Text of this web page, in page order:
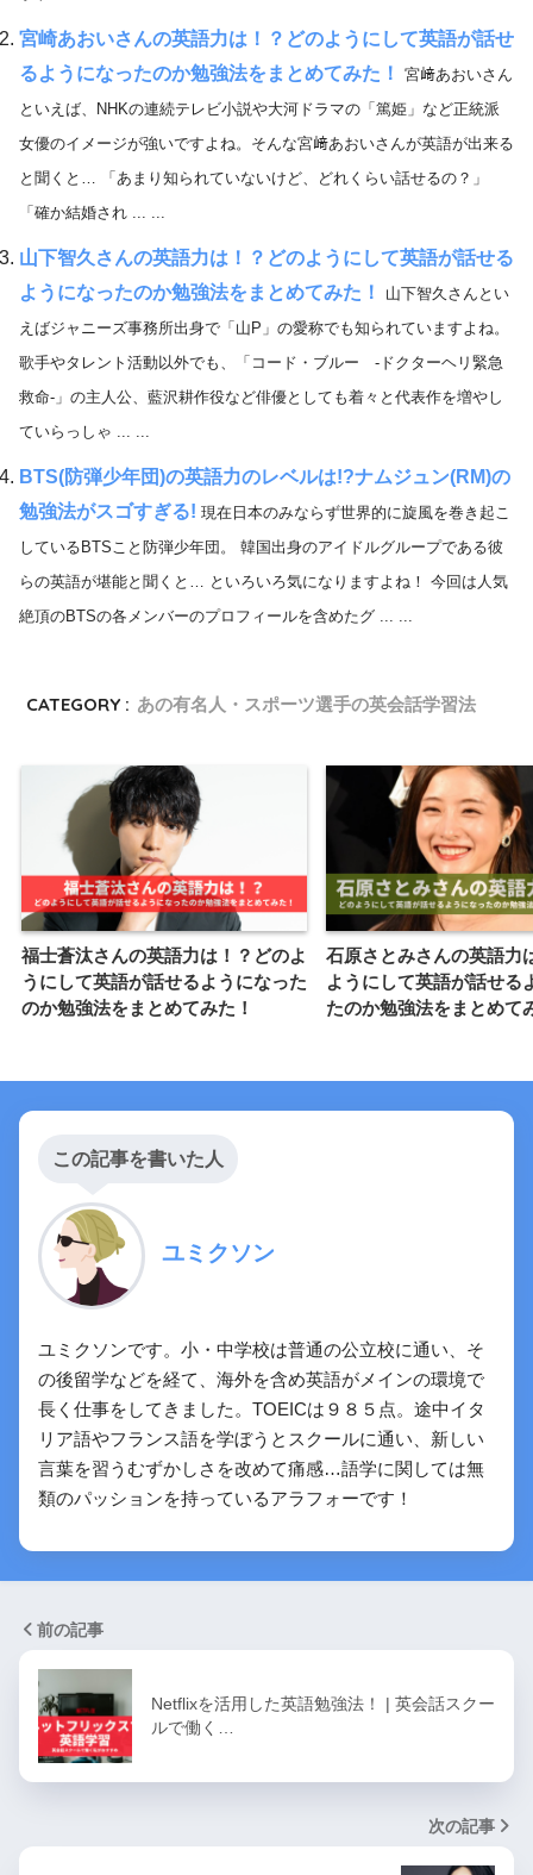
宮崎あおいさんの英語力は！？どのようにして英語が話せ
るようになったのか勉強法をまとめてみた！
宮﨑あおいさん
といえば、NHKの連続テレビ小説や大河ドラマの「篤姫」など正統派
女優のイメージが強いですよね。そんな宮﨑あおいさんが英語が出来る
と聞くと… 「あまり知られていないけど、どれくらい話せるの？」
「確か結婚され ... ...
山下智久さんの英語力は！？どのようにして英語が話せる
ようになったのか勉強法をまとめてみた！
山下智久さんとい
えばジャニーズ事務所出身で「山P」の愛称でも知られていますよね。
歌手やタレント活動以外でも、「コード・ブルー -ドクターヘリ緊急
救命-」の主人公、藍沢耕作役など俳優としても着々と代表作を増やし
ていらっしゃ ... ...
BTS(防弾少年団)の英語力のレベルは!?ナムジュン(RM)の
勉強法がスゴすぎる! 現在日本のみならず世界的に旋風を巻き起こ
しているBTSこと防弾少年団。 韓国出身のアイドルグループである彼
らの英語が堪能と聞くと… といろいろ気になりますよね！ 今回は人気
絶頂のBTSの各メンバーのプロフィールを含めたグ ... ...
CATEGORY : あの有名人・スポーツ選手の英会話学習法
福士蒼汰さんの英語力は！？どのよ
うにして英語が話せるようになった
のか勉強法をまとめてみた！
石原さとみさんの英語力
ようにして英語が話せる
たのか勉強法をまとめて
この記事を書いた人
ユミクソン
ユミクソンです。小・中学校は普通の公立校に通い、そ
の後留学などを経て、海外を含め英語がメインの環境で
長く仕事をしてきました。TOEICは９８５点。途中イタ
リア語やフランス語を学ぼうとスクールに通い、新しい
言葉を習うむずかしさを改めて痛感…語学に関しては無
類のパッションを持っているアラフォーです！
前の記事
Netflixを活用した英語勉強法！ | 英会話スクー
ルで働く…
次の記事